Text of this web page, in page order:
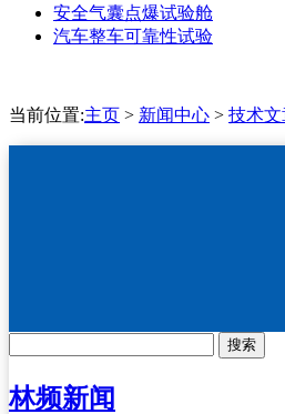
安全气囊点爆试验舱
汽车整车可靠性试验
当前位置:主页 > 新闻中心 > 技术文
搜索
林频新闻